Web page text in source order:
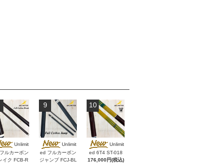
Unlimit
ルカーボン
イク FCB-R
9
Unlimit
ed フルカーボン
ジャンプ FCJ-BL
10
Unlimit
ed 6T4 ST-018
176,000円(税込)